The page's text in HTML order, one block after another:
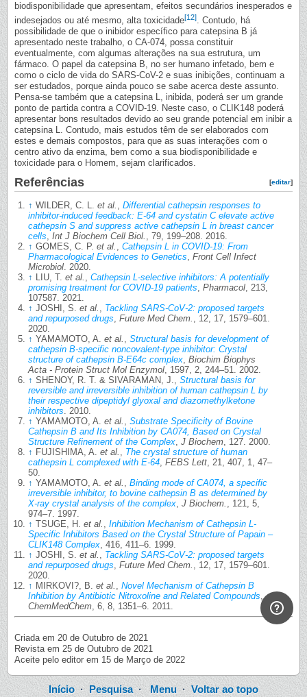
biodisponibilidade que apresentam, efeitos secundários inesperados e
indesejados ou até mesmo, alta toxicidade[12]
. Contudo, há
possibilidade de que o inibidor específico para catepsina B já
apresentado neste trabalho, o CA-074, possa constituir
eventualmente, com algumas alterações na sua estrutura, um
fármaco. O papel da catepsina B, no ser humano infetado, bem e
como o ciclo de vida do SARS-CoV-2 e suas inibições, continuam a
ser estudados, porque ainda pouco se sabe acerca deste assunto.
Pensa-se também que a catepsina L, inibida, poderá ser um grande
ponto de partida contra a COVID-19. Neste caso, o CLIK148 poderá
apresentar bons resultados devido ao seu grande potencial em inibir a
catepsina L. Contudo, mais estudos têm de ser elaborados com
estes e demais compostos, para que as suas interações com o
centro ativo da enzima, bem como a sua biodisponibilidade e
toxicidade para o Homem, sejam clarificados.
[editar]
Referências
↑ WILDER, C. L. et al. , Differential cathepsin responses to
inhibitor-induced feedback: E-64 and cystatin C elevate active
cathepsin S and suppress active cathepsin L in breast cancer
cells, Int J Biochem Cell Biol. , 79, 199–208. 2016.
↑ GOMES, C. P. et al. , Cathepsin L in COVID-19: From
Pharmacological Evidences to Genetics, Front Cell Infect
Microbiol. 2020.
↑ LIU, T. et al. , Cathepsin L-selective inhibitors: A potentially
promising treatment for COVID-19 patients, Pharmacol, 213,
107587. 2021.
↑ JOSHI, S. et al. , Tackling SARS-CoV-2: proposed targets
and repurposed drugs, Future Med Chem. , 12, 17, 1579–601.
2020.
↑ YAMAMOTO, A. et al. , Structural basis for development of
cathepsin B-specific noncovalent-type inhibitor: Crystal
structure of cathepsin B-E64c complex, Biochim Biophys
Acta - Protein Struct Mol Enzymol, 1597, 2, 244–51. 2002.
↑ SHENOY, R. T. & SIVARAMAN, J., Structural basis for
reversible and irreversible inhibition of human cathepsin L by
their respective dipeptidyl glyoxal and diazomethylketone
inhibitors. 2010.
↑ YAMAMOTO, A. et al. , Substrate Specificity of Bovine
Cathepsin B and Its Inhibition by CA074, Based on Crystal
Structure Refinement of the Complex, J Biochem, 127. 2000.
↑ FUJISHIMA, A. et al. , The crystal structure of human
cathepsin L complexed with E-64, FEBS Lett, 21, 407, 1, 47–
50.
↑ YAMAMOTO, A. et al. , Binding mode of CA074, a specific
irreversible inhibitor, to bovine cathepsin B as determined by
X-ray crystal analysis of the complex, J Biochem. , 121, 5,
974–7. 1997.
↑ TSUGE, H. et al. , Inhibition Mechanism of Cathepsin L-
Specific Inhibitors Based on the Crystal Structure of Papain –
CLIK148 Complex, 416, 411–6. 1999.
↑ JOSHI, S. et al. , Tackling SARS-CoV-2: proposed targets
and repurposed drugs, Future Med Chem. , 12, 17, 1579–601.
2020.
↑ MIRKOVI?, B. et al. , Novel Mechanism of Cathepsin B
Inhibition by Antibiotic Nitroxoline and Related Compounds,
ChemMedChem, 6, 8, 1351–6. 2011.
Criada em 20 de Outubro de 2021
Revista em 25 de Outubro de 2021
Aceite pelo editor em 15 de Março de 2022
Início· Pesquisa·Menu ·Voltar ao topo